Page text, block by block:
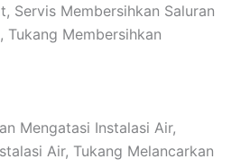
Servis Membersihkan Saluran
Membersihkan
Mengatasi Instalasi Air,
Air, Tukang Melancarkan